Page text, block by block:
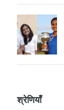
श्रेणियाँ